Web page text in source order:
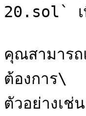
20.sol` เ
คุณสามาร
ต้องการ\
ตัวอย่างเ